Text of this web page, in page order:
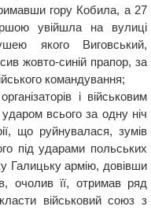
гору Кобила, а 27
увійшла на вулиці
якого Виговський,
жовто-синій прапор, за
командування;
і військовим
всього за одну ніч
що руйнувалася, зумів
під ударами польських
Галицьку армію, довівши
очолив її, отримав ряд
військовий союз з